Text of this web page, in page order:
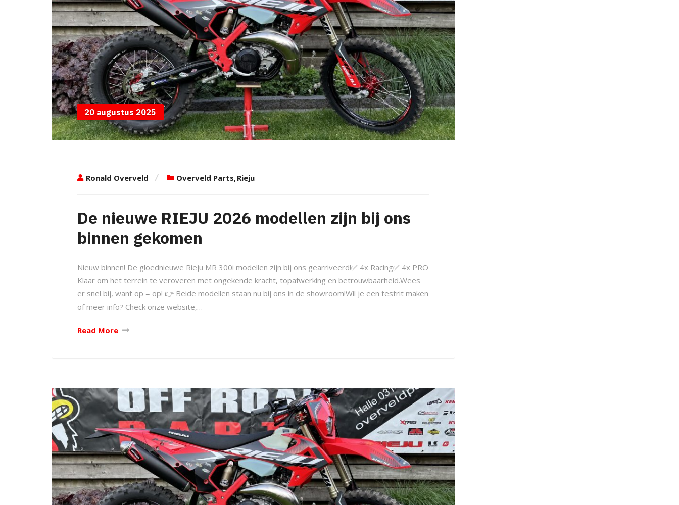
20 augustus 2025
Ronald Overveld Overveld Parts,Rieju
De nieuwe RIEJU 2026 modellen zijn bij ons
binnen gekomen
Nieuw binnen! De gloednieuwe Rieju MR 300i modellen zijn bij ons gearriveerd!✅ 4x Racing✅ 4x PRO
Klaar om het terrein te veroveren met ongekende kracht, topafwerking en betrouwbaarheid.Wees
er snel bij, want op = op! 👉 Beide modellen staan nu bij ons in de showroom!Wil je een testrit maken
of meer info? Check onze website,…
Read More